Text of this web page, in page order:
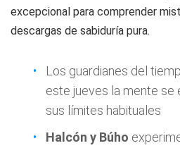
excepcional para comprender
descargas de sabiduría pura.
Los guardianes del
este jueves la mente se
sus límites habituales
Halcón y Búho